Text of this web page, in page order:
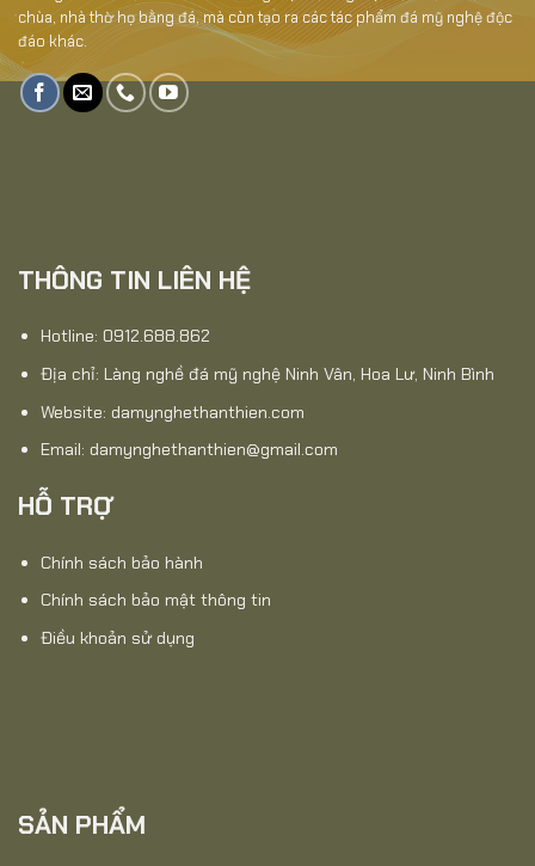
chùa, nhà thờ họ bằng đá, mà còn tạo ra các tác phẩm đá mỹ nghệ độc
đáo khác.
THÔNG TIN LIÊN HỆ
Hotline: 0912.688.862
Địa chỉ: Làng nghề đá mỹ nghệ Ninh Vân, Hoa Lư, Ninh Bình
Website: damynghethanthien.com
Email: damynghethanthien@gmail.com
HỖ TRỢ
Chính sách bảo hành
Chính sách bảo mật thông tin
Điều khoản sử dụng
SẢN PHẨM